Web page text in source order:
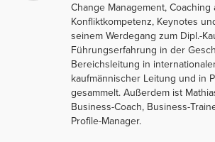
Change Management,
Konfliktkompetenz, Keynotes
seinem Werdegang zum Dipl.-
Führungserfahrung in der
Bereichsleitung in
kaufmännischer Leitung und in
gesammelt. Außerdem ist
Business-Coach, Business-
Profile-Manager.